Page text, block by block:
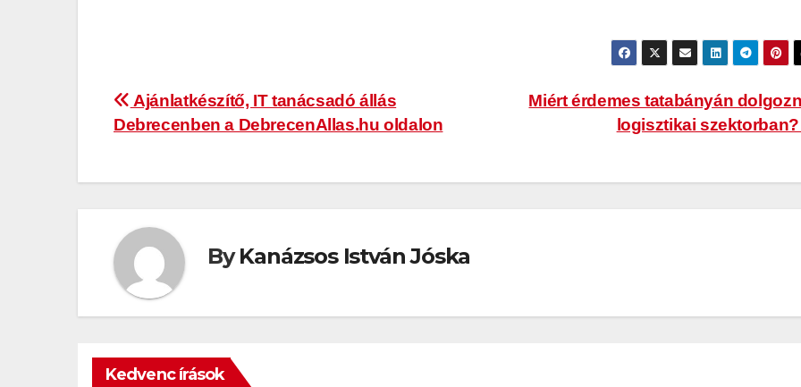
Bejegyzés
navigáció
Miért érdemes tatabányán
logisztikai szektorban?
Ajánlatkészítő, IT tanácsadó állás
Debrecenben a DebrecenAllas.hu oldalon
ByKanázsos István Jóska
Kedvenc írások